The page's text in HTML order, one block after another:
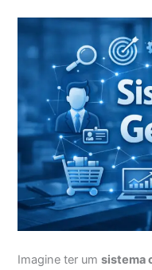
Imagine ter umsistema